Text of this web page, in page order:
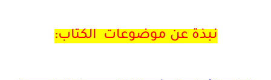
نبذة عن موضوعات الكتاب: